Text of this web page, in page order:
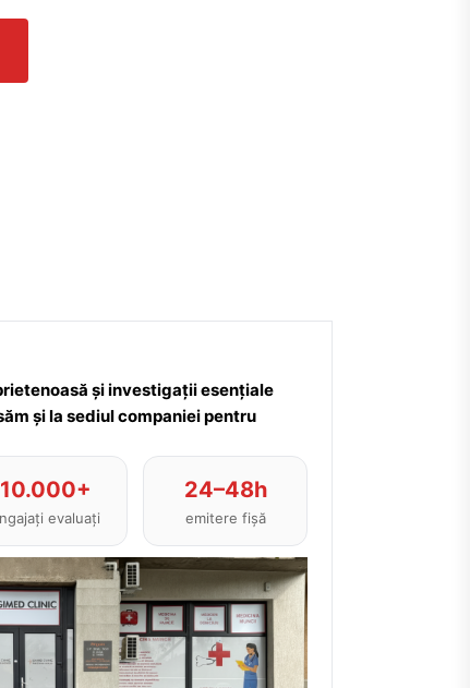
și investigații esențiale
și la sediul companiei pentru
10.000+
evaluați
24–48h
emitere fișă